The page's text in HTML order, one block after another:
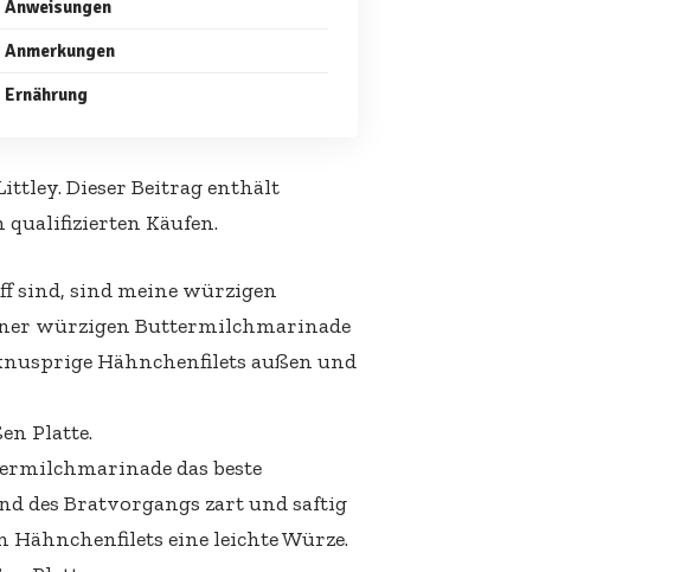
Anweisungen
Anmerkungen
Ernährung
. Dieser Beitrag enthält
qualifizierten Käufen.
sind, sind meine würzigen
würzigen Buttermilchmarinade
Hähnchenfilets außen und
das beste
des Bratvorgangs zart und saftig
Hähnchenfilets eine leichte Würze.